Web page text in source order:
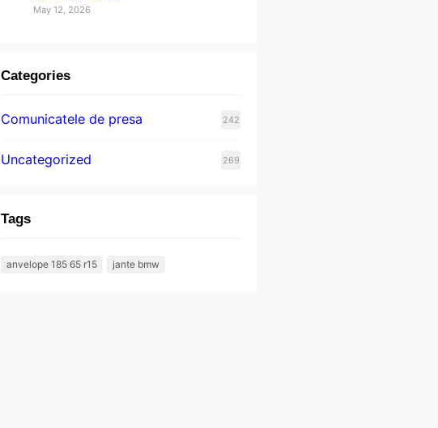
May 12, 2026
Categories
Comunicatele de presa 242
Uncategorized 269
Tags
anvelope 185 65 r15 jante bmw